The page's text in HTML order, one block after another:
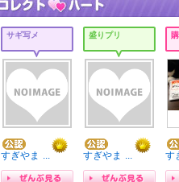
サギ写メ 盛りプリ
すぎやま ... すぎやま ... す